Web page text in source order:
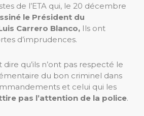
de l’ETA qui, le 20 décembre
le Président du
Carrero Blanco, Ils ont
d’imprudences.
dire qu’ils n’ont pas respecté le
du bon criminel dans
et celui qui les
pas l’attention de la police.